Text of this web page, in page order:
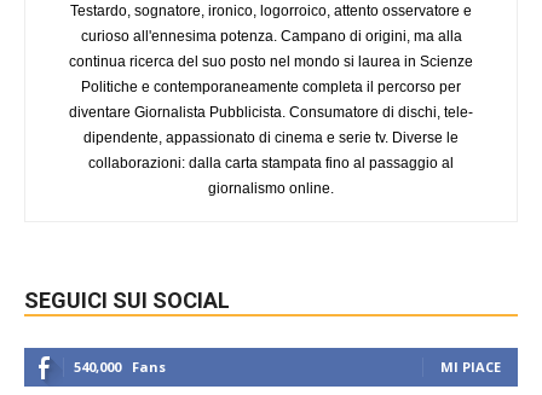
Testardo, sognatore, ironico, logorroico, attento osservatore e
curioso all'ennesima potenza. Campano di origini, ma alla
continua ricerca del suo posto nel mondo si laurea in Scienze
Politiche e contemporaneamente completa il percorso per
diventare Giornalista Pubblicista. Consumatore di dischi, tele-
dipendente, appassionato di cinema e serie tv. Diverse le
collaborazioni: dalla carta stampata fino al passaggio al
giornalismo online.
SEGUICI SUI SOCIAL
540,000 Fans MI PIACE